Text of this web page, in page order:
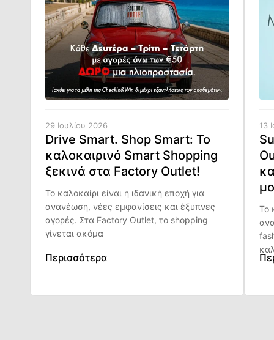
29 Ιουλίου 2026
Drive Smart. Shop Smart: Το
καλοκαιρινό Smart Shopping
ξεκινά στα Factory Outlet!
Το καλοκαίρι είναι η ιδανική εποχή για
ανανέωση, νέες εμφανίσεις και έξυπνες
αγορές. Στα Factory Outlet, το shopping
γίνεται ακόμα
Περισσότερα
13
Το